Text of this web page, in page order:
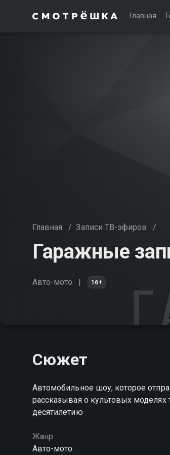
Главная
Главная / Записи ТВ-эфиров /
Гаражные
Авто-мото 16+
Сюжет
Автомобильное шоу, которое
рассказывая о культовых моделях
десятилетию
Жанр
Авто-мото